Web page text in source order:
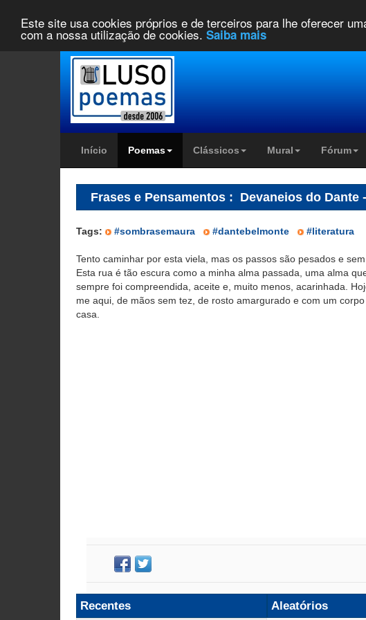
Este site usa cookies próprios e de terceiros para lhe oferecer
com a nossa utilização de cookies. Saiba mais
Início Poemas Clássicos Mural Fórum
Frases e Pensamentos : Devaneios do Dante
Tags: #sombrasemaura #dantebelmonte #literatura
Tento caminhar por esta viela, mas os passos são pesados e sem
Esta rua é tão escura como a minha alma passada, uma alma
sempre foi compreendida, aceite e, muito menos, acarinhada.
me aqui, de mãos sem tez, de rosto amargurado e com um corpo
casa.
Recentes Aleatórios